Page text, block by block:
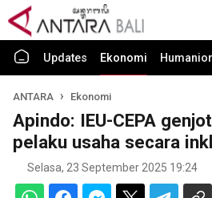
Updates Ekonomi
ANTARA Ekonomi
Apindo: IEU-CEPA
pelaku usaha secara
Selasa, 23 September 2025 19:24